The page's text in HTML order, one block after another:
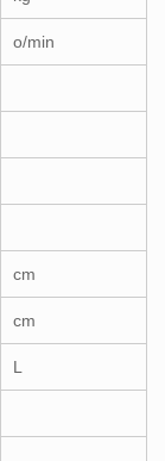
o/min
cm
cm
L